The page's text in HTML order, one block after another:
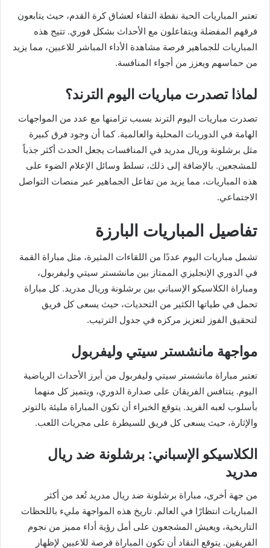
تعتبر المباريات الحية نقطة التقاء لعشاق كرة القدم، حيث يتابعون
فرقهم المفضلة ويتفاعلون مع الأحداث بشكل فوري. تتيح هذه
المباريات للجماهير فرصة مشاهدة الأداء المباشر للاعبين، مما يزيد
من حماسهم ويعزز من أجواء المنافسة.
لماذا تصدرت مباريات اليوم الترند؟
تصدرت مباريات اليوم الترند بسبب تزامنها مع عدد من المواجهات
الهامة في الدوريات المحلية والعالمية. كما أن وجود فرق كبيرة
مثل برشلونة وريال مدريد في المنافسات يجعل الحدث أكثر جذباً
للمشجعين. بالإضافة إلى ذلك، تسلط وسائل الإعلام الضوء على
هذه المباريات، مما يزيد من تفاعل الجماهير عبر منصات التواصل
الاجتماعي.
تفاصيل المباريات البارزة
تشمل مباريات اليوم عددًا من اللقاءات المثيرة، مثل مباراة القمة
في الدوري الإنجليزي الممتاز بين مانشستر سيتي وليفربول،
ومباراة الكلاسيكو الإسباني بين برشلونة وريال مدريد. كل مباراة
تحمل في طياتها الكثير من التحديات، حيث يسعى كل فريق
لتحقيق الفوز لتعزيز مركزه في جدول الترتيب.
مواجهة مانشستر سيتي وليفربول
تعتبر مباراة مانشستر سيتي وليفربول من أبرز الأحداث الرياضية
اليوم. يتنافس الفريقان على صدارة الدوري، ويتميز كل منهما
بأسلوب لعبه الفريد. يتوقع الخبراء أن تكون المباراة مليئة بالتوتر
والإثارة، حيث يسعى كل فريق للسيطرة على مجريات اللعب.
الكلاسيكو الإسباني: برشلونة ضد ريال
مدريد
من جهة أخرى، مباراة برشلونة ضد ريال مدريد تُعد من أكثر
المباريات انتظارًا في العالم. تاريخ هذه المواجهة مليء باللحظات
التاريخية، ويعيش المشجعون على أمل رؤية أداء مميز من نجوم
الفريقين. يتوقع النقاد أن تكون المباراة فرصة للاعبين لإظهار